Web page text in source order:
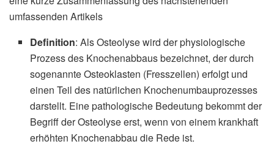
umfassenden Artikels
Definition: Als Osteolyse wird der physiologische
Prozess des Knochenabbaus bezeichnet, der durch
sogenannte Osteoklasten (Fresszellen) erfolgt und
einen Teil des natürlichen Knochenumbauprozesses
darstellt. Eine pathologische Bedeutung bekommt der
Begriff der Osteolyse erst, wenn von einem krankhaft
erhöhten Knochenabbau die Rede ist.